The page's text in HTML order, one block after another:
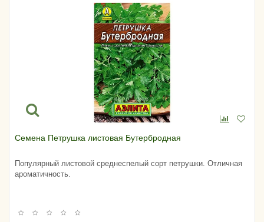
Семена Петрушка листовая Бутербродная
Популярный листовой среднеспелый сорт петрушки. Отличная
ароматичность.